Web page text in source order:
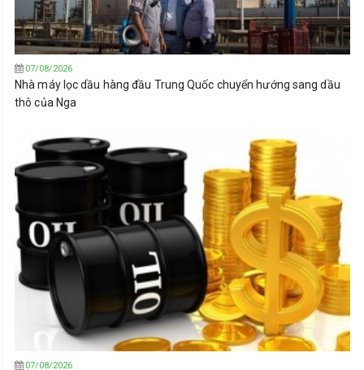
07/08/2026
Nhà máy lọc dầu hàng đầu Trung Quốc chuyển hướng sang dầu
thô của Nga
07/08/2026